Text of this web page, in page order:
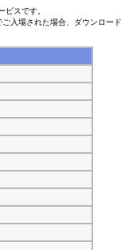
スです。
入場された場合、ダウンロー